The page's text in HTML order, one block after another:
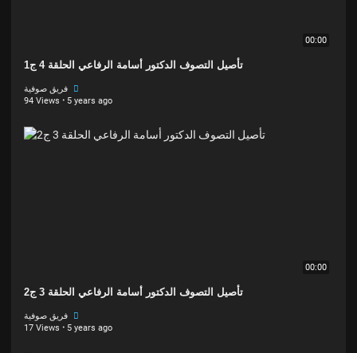
00:00
تأصيل التصوف الدكتور أسامة الرفاعي الحلقة 4 ج1
94 Views · 5 years ago
00:00
تأصيل التصوف الدكتور أسامة الرفاعي الحلقة 3 ج2
17 Views · 5 years ago